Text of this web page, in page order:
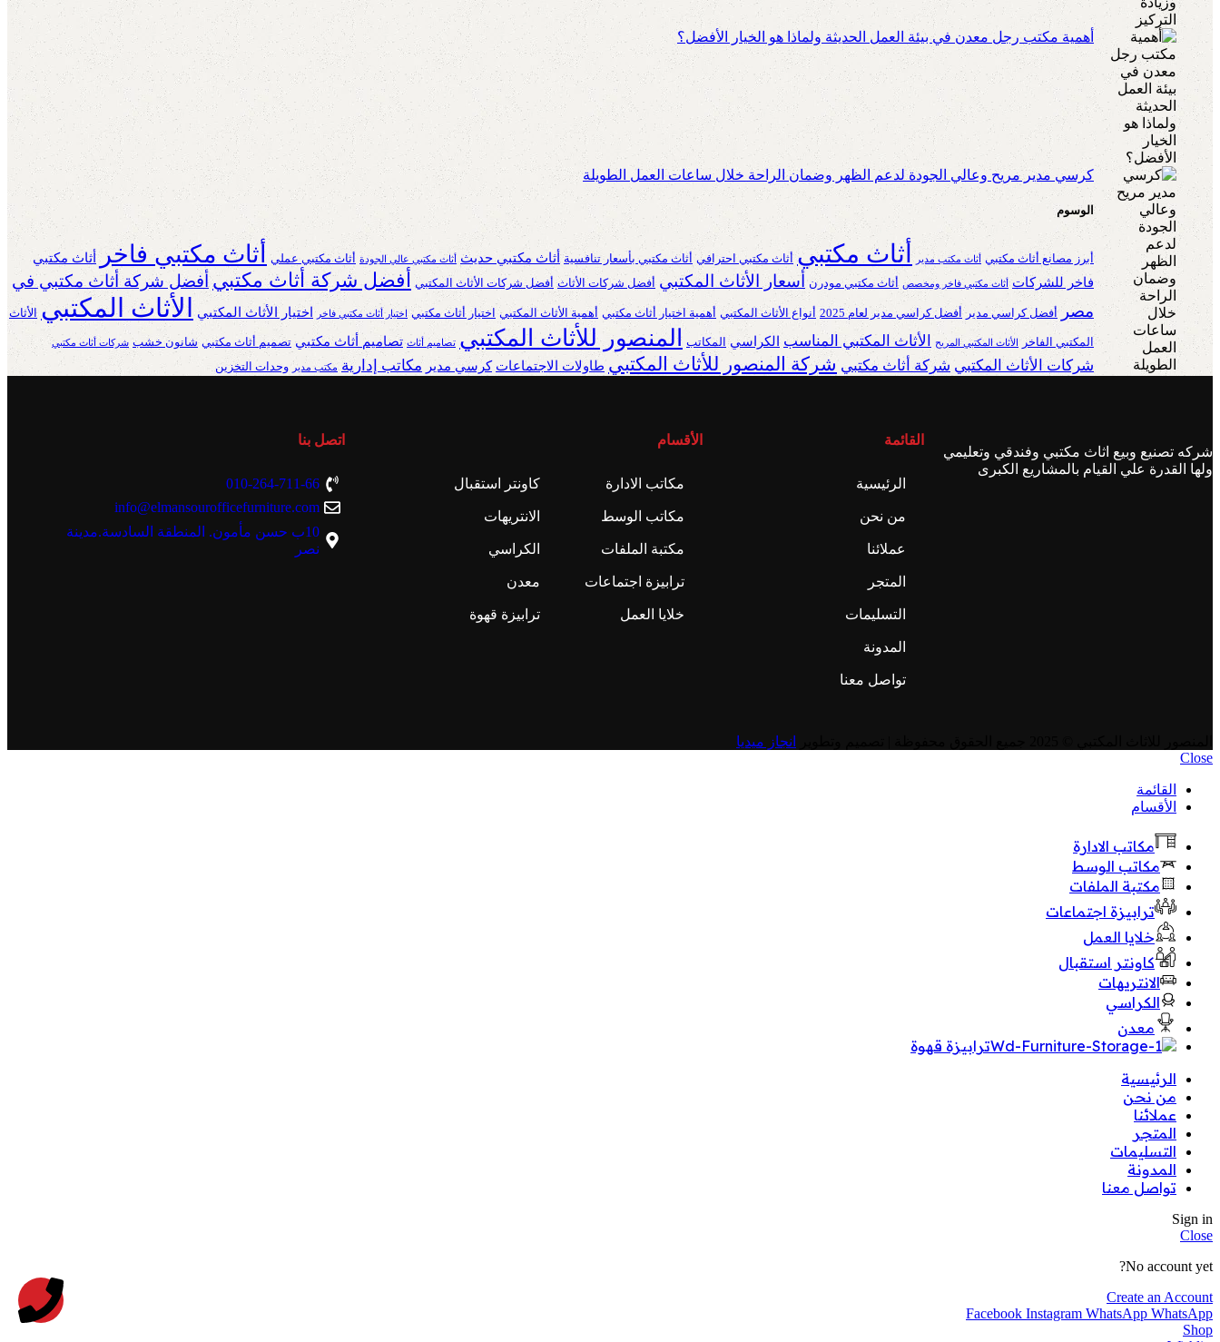
أهمية مكتب رجل معدن في بيئة العمل الحديثة ولماذا هو الخيار الأفضل؟
كرسي مدير مريح وعالي الجودة لدعم الظهر وضمان الراحة خلال ساعات العمل الطويلة
الوسوم
أبرز مصانع أثاث مكتبي أثاث مكتب مدير أثاث مكتبي أثاث مكتبي احترافي أثاث مكتبي بأسعار تنافسية أثاث مكتبي حديث أثاث مكتبي عالي الجودة أثاث مكتبي عملي أثاث مكتبي فاخر أثاث مكتبي
فاخر للشركات
أثاث مكتبي فاخر ومخصص أثاث مكتبي مودرن أسعار الأثاث المكتبي أفضل شركات الأثاث أفضل شركات الأثاث المكتبي أفضل شركة أثاث مكتبي أفضل شركة أثاث مكتبي في
مصر
أفضل كراسي مدير أفضل كراسي مدير لعام 2025 أنواع الأثاث المكتبي أهمية اختيار أثاث مكتبي أهمية الأثاث المكتبي اختيار أثاث مكتبي اختيار أثاث مكتبي فاخر اختيار الأثاث المكتبي الأثاث المكتبي الأثاث
المكتبي الفاخر الأثاث المكتبي المريح الأثاث المكتبي المناسب الكراسي المكاتب المنصور للأثاث المكتبي تصاميم أثاث تصاميم أثاث مكتبي تصميم أثاث مكتبي شانون خشب شركات أثاث مكتبي
شركات الأثاث المكتبي شركة أثاث مكتبي شركة المنصور للأثاث المكتبي طاولات الاجتماعات كرسي مدير مكاتب إدارية مكتب مدير وحدات التخزين
شركه تصنيع وبيع اثاث مكتبي وفندقي وتعليمي
ولها القدرة علي القيام بالمشاريع الكبرى
القائمة
الرئيسية
من نحن
عملائنا
المتجر
التسليمات
المدونة
تواصل معنا
الأقسام
مكاتب الادارة
مكاتب الوسط
مكتبة الملفات
ترابيزة اجتماعات
خلايا العمل
كاونتر استقبال
الانتريهات
الكراسي
معدن
ترابيزة قهوة
اتصل بنا
010-264-711-66
info@elmansourofficefurniture.com
10ب حسن مأمون. المنطقة السادسة.مدينة
نصر
انجاز ميديا
Close
القائمة
الأقسام
مكاتب الادارة
مكاتب الوسط
مكتبة الملفات
ترابيزة اجتماعات
خلايا العمل
كاونتر استقبال
الانتريهات
الكراسي
معدن
ترابيزة قهوة
الرئيسية
من نحن
عملائنا
المتجر
التسليمات
المدونة
تواصل معنا
Sign in
Close
No account yet?
Create an Account
Facebook Instagram WhatsApp WhatsApp
Shop